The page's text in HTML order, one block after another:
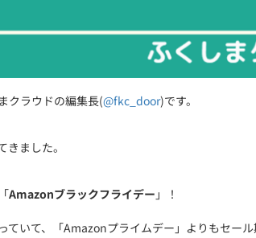
クラウドの編集長(@fkc_door)です。
ました。
Amazonブラックフライデー 」！
ていて、「Amazonプライムデー」よりもセー